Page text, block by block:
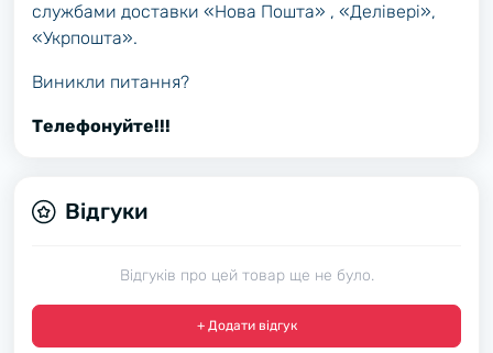
службами доставки «Нова Пошта» , «Делівері»,
«Укрпошта».
Виникли питання?
Телефонуйте!!!
Відгуки
Відгуків про цей товар ще не було.
+ Додати відгук